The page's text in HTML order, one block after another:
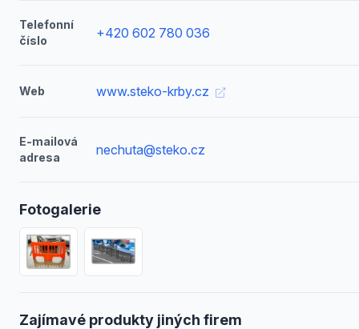
Telefonní
číslo
+420 602 780 036
Web www.steko-krby.cz
E-mailová
adresa
nechuta@steko.cz
Fotogalerie
Zajímavé produkty jiných firem